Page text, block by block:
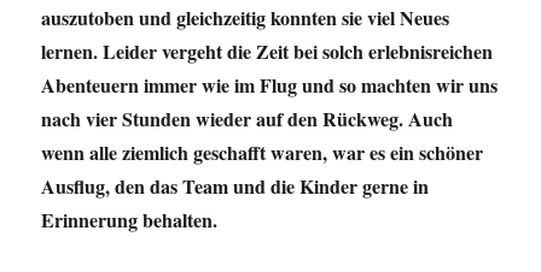
auszutoben und gleichzeitig konnten sie viel Neues
lernen. Leider vergeht die Zeit bei solch erlebnisreichen
Abenteuern immer wie im Flug und so machten wir uns
nach vier Stunden wieder auf den Rückweg. Auch
wenn alle ziemlich geschafft waren, war es ein schöner
Ausflug, den das Team und die Kinder gerne in
Erinnerung behalten.